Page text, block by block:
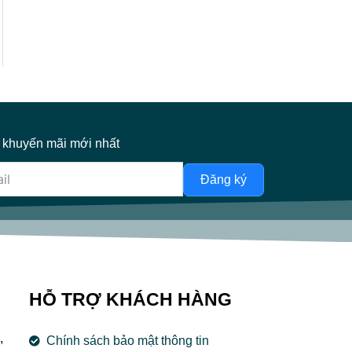
mãi mới nhất
Đăng ký
HỖ TRỢ KHÁCH HÀNG
Chính sách bảo mật thông tin